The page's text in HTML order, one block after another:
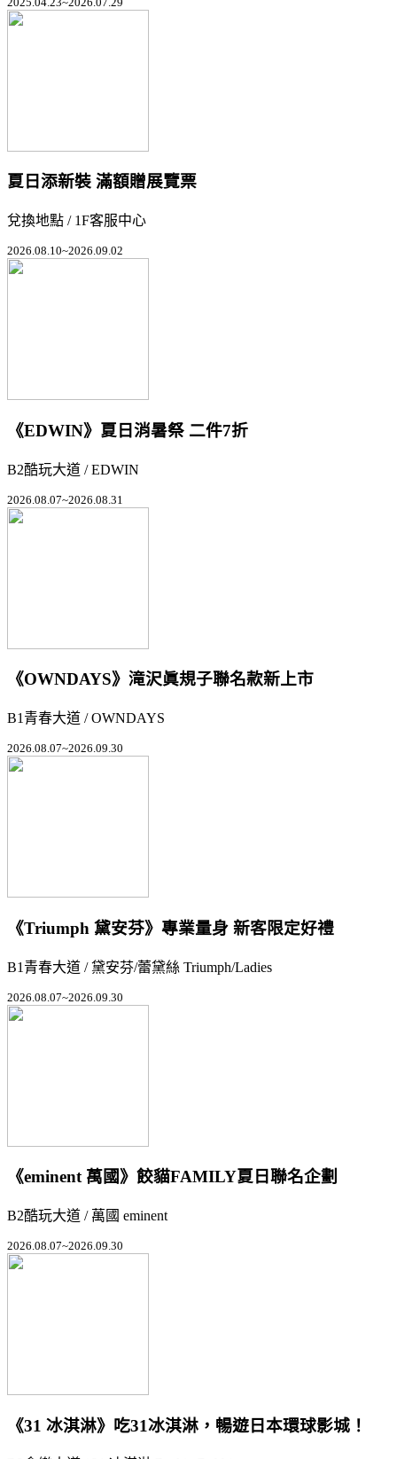
夏日添新裝 滿額贈展覽票
兌換地點 / 1F客服中心
2026.08.10~2026.09.02
《EDWIN》夏日消暑祭 二件7折
B2酷玩大道 / EDWIN
2026.08.07~2026.08.31
《OWNDAYS》滝沢眞規子聯名款新上市
B1青春大道 / OWNDAYS
2026.08.07~2026.09.30
《Triumph 黛安芬》專業量身 新客限定好禮
B1青春大道 / 黛安芬/蕾黛絲 Triumph/Ladies
2026.08.07~2026.09.30
《eminent 萬國》餃貓FAMILY夏日聯名企劃
B2酷玩大道 / 萬國 eminent
2026.08.07~2026.09.30
《31 冰淇淋》吃31冰淇淋，暢遊日本環球影城！